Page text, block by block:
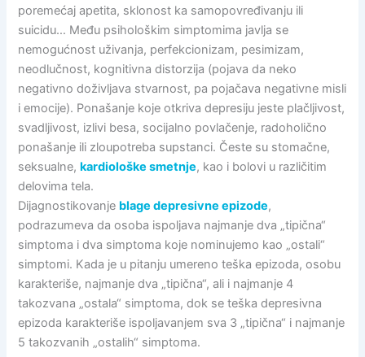
poremećaj apetita, sklonost ka samopovređivanju ili
suicidu… Među psihološkim simptomima javlja se
nemogućnost uživanja, perfekcionizam, pesimizam,
neodlučnost, kognitivna distorzija (pojava da neko
negativno doživljava stvarnost, pa pojačava negativne misli
i emocije). Ponašanje koje otkriva depresiju jeste plačljivost,
svadljivost, izlivi besa, socijalno povlačenje, radoholično
ponašanje ili zloupotreba supstanci. Česte su stomačne,
seksualne,kardiološke smetnje, kao i bolovi u različitim
delovima tela.
Dijagnostikovanje blage depresivne epizode,
podrazumeva da osoba ispoljava najmanje dva „tipična“
simptoma i dva simptoma koje nominujemo kao „ostali“
simptomi. Kada je u pitanju umereno teška epizoda, osobu
karakteriše, najmanje dva „tipična“, ali i najmanje 4
takozvana „ostala“ simptoma, dok se teška depresivna
epizoda karakteriše ispoljavanjem sva 3 „tipična“ i najmanje
5 takozvanih „ostalih“ simptoma.